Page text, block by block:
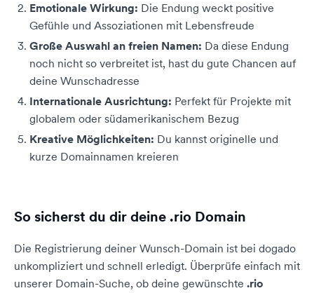
Emotionale Wirkung: Die Endung weckt positive
Gefühle und Assoziationen mit Lebensfreude
Große Auswahl an freien Namen: Da diese Endung
noch nicht so verbreitet ist, hast du gute Chancen auf
deine Wunschadresse
Internationale Ausrichtung: Perfekt für Projekte mit
globalem oder südamerikanischem Bezug
Kreative Möglichkeiten: Du kannst originelle und
kurze Domainnamen kreieren
So sicherst du dir deine .rio Domain
Die Registrierung deiner Wunsch-Domain ist bei dogado
unkompliziert und schnell erledigt. Überprüfe einfach mit
unserer Domain-Suche, ob deine gewünschte .rio